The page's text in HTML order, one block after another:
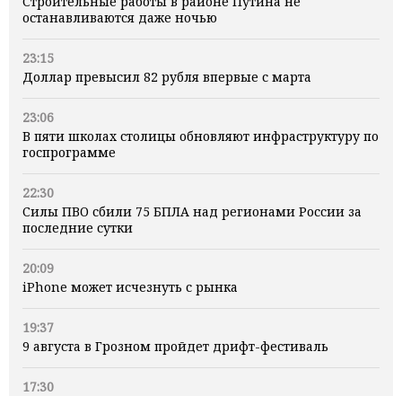
останавливаются даже ночью
23:15
Доллар превысил 82 рубля впервые с марта
23:06
В пяти школах столицы обновляют инфраструктуру по
госпрограмме
22:30
Силы ПВО сбили 75 БПЛА над регионами России за
последние сутки
20:09
iPhone может исчезнуть с рынка
19:37
9 августа в Грозном пройдет дрифт-фестиваль
17:30